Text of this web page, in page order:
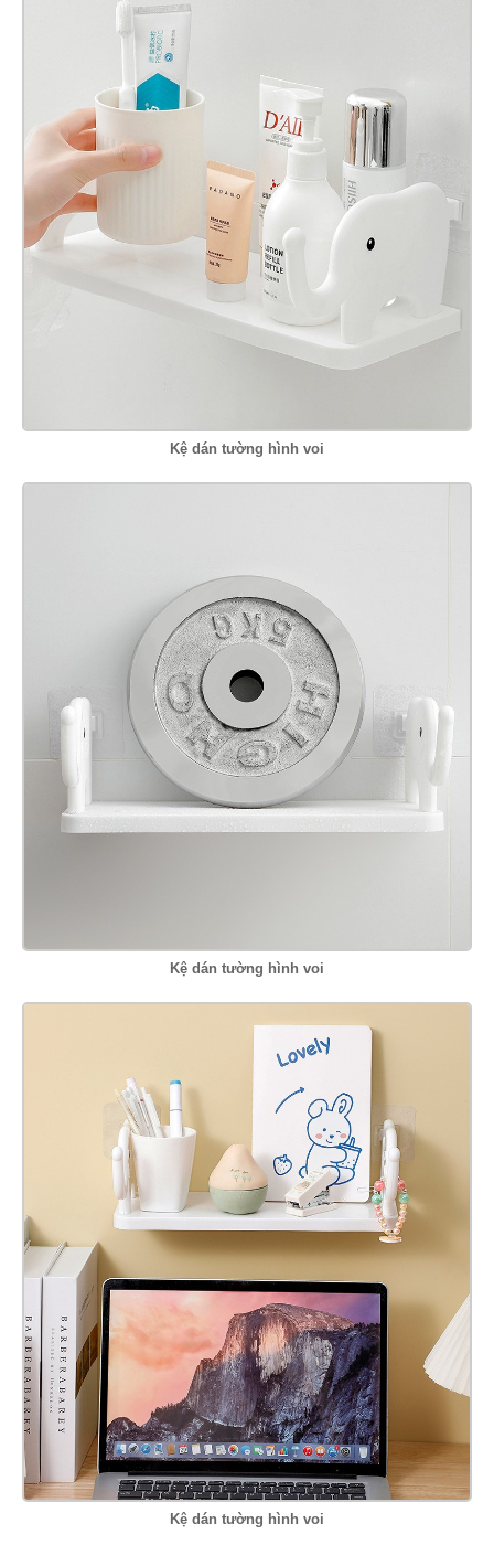
Kệ dán tường hình voi
Kệ dán tường hình voi
Kệ dán tường hình voi